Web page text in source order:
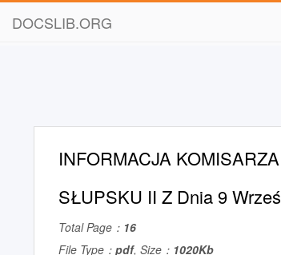
DOCSLIB.ORG
INFORMACJA
SŁUPSKU II Z Dnia 9
Total Page： 16
File Type： pdf, Size： 1020Kb